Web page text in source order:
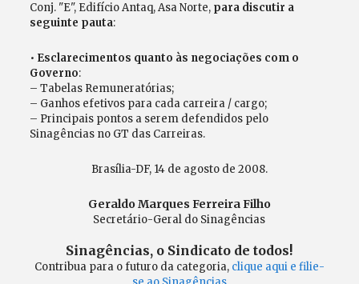
Conj. "E", Edifício Antaq, Asa Norte, para discutir a
seguinte pauta:
• Esclarecimentos quanto às negociações com o
Governo:
– Tabelas Remuneratórias;
– Ganhos efetivos para cada carreira / cargo;
– Principais pontos a serem defendidos pelo
Sinagências no GT das Carreiras.
Brasília-DF, 14 de agosto de 2008.
Geraldo Marques Ferreira Filho
Secretário-Geral do Sinagências
Sinagências, o Sindicato de todos!
Contribua para o futuro da categoria, clique aqui e filie-